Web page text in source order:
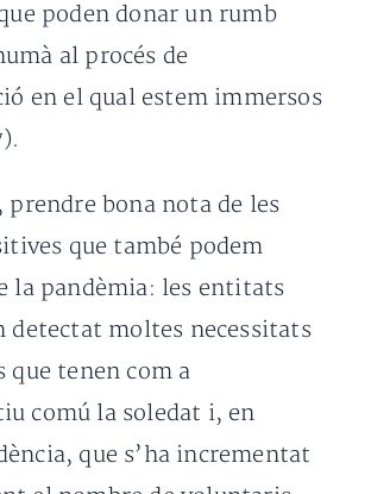
poden donar un rumb
al procés de
en el qual estem immersos
prendre bona nota de les
que també podem
la pandèmia: les entitats
detectat moltes necessitats
que tenen com a
comú la soledat i, en
que s’ha incrementat